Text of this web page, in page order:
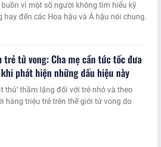
vì một số người không tìm hiểu kỹ
đến các Hoa hậu và Á hậu nói chung.
tử vong: Cha mẹ cần tức tốc đưa
phát hiện những dấu hiệu này
thủ' thầm lặng đối với trẻ nhỏ và theo
hàng triệu trẻ trên thế giới tử vong do